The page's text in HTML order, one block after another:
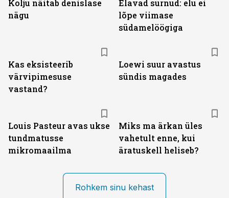
Kolju näitab denislase
nägu
Elavad surnud: elu ei
lõpe viimase
südamelöögiga
Kas eksisteerib
värvipimesuse
vastand?
Loewi suur avastus
sündis magades
Louis Pasteur avas ukse
tundmatusse
mikromaailma
Miks ma ärkan üles
vahetult enne, kui
äratuskell heliseb?
Rohkem sinu kehast